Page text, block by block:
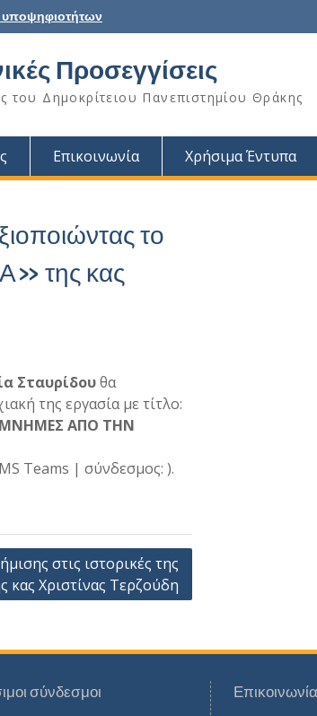
Προσεγγίσεις
Δημοκρίτειου Πανεπιστημίου Θράκης
Επικοινωνία Χρήσιμα Έντυπα
το
της κας
Σταυρίδουθα
της εργασία με τίτλο:
ΜΝΗΜΕΣ ΑΠΟ ΤΗΝ
Teams | σύνδεσμος: ).
στις ιστορικές της
κας Χριστίνας Τερζούδη
σύνδεσμοι Επικοινωνία